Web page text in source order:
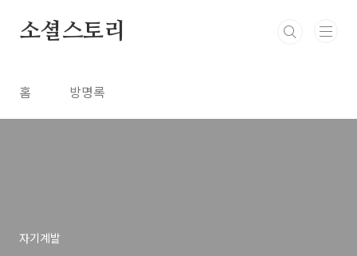
소셜스토리
홈 방명록
자기계발